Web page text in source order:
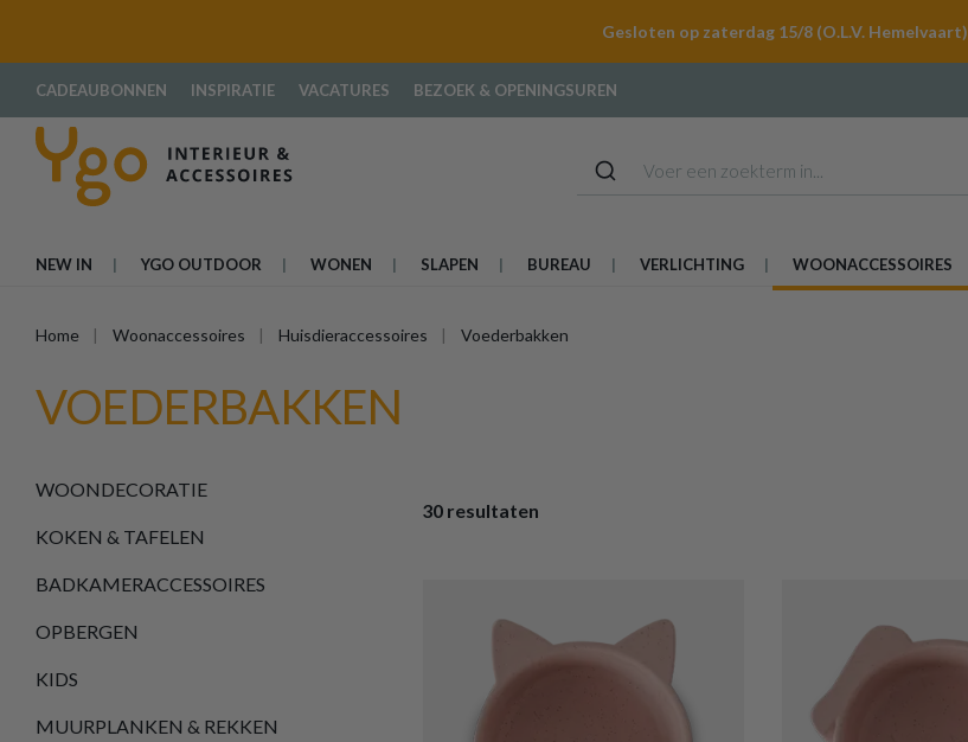
Gesloten op zaterdag 15/8 (O.L.V. Hemelvaart)
CADEAUBONNEN INSPIRATIE VACATURES BEZOEK & OPENINGSUREN
NEW IN YGO OUTDOOR WONEN SLAPEN BUREAU VERLICHTING WOONACCESSOIRES
Home Woonaccessoires Huisdieraccessoires Voederbakken
VOEDERBAKKEN
WOONDECORATIE
KOKEN & TAFELEN
BADKAMERACCESSOIRES
OPBERGEN
KIDS
MUURPLANKEN & REKKEN
30 resultaten